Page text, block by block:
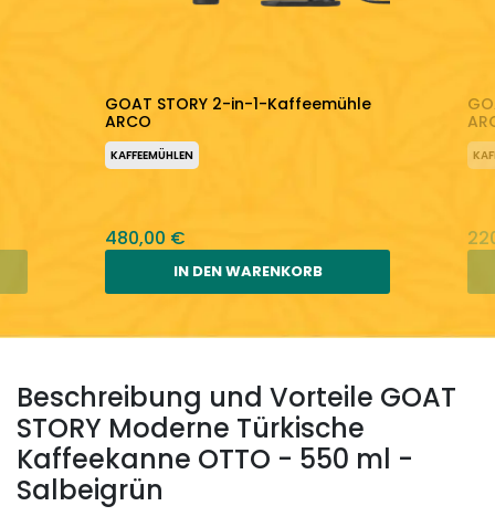
GOAT STORY 2-in-1-Kaffeemühle
ARCO
KAFFEEMÜHLEN
480,00 €
IN DEN WARENKORB
Beschreibung und Vorteile GOAT
STORY Moderne Türkische
Kaffeekanne OTTO - 550 ml -
Salbeigrün